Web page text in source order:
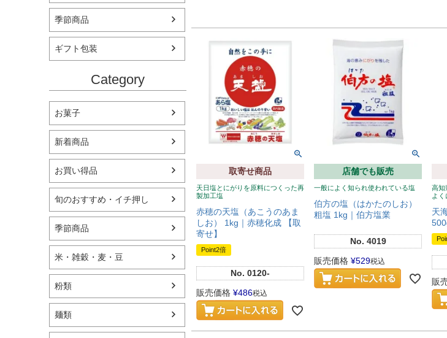
季節商品
ギフト包装
Category
お菓子
新着商品
お買い得品
旬のおすすめ・イチ押し
季節商品
米・雑穀・麦・豆
粉類
麺類
取寄せ商品
天日塩とにがりを原料につくった再
製加工塩
赤穂の天塩（あこうのあま
しお） 1kg｜赤穂化成 【取
寄せ】
Point2倍
No. 0120-
販売価格 ¥486税込
店舗でも販売
一般によく知られ使われている塩
伯方の塩（はかたのしお）
粗塩 1kg｜伯方塩業
No. 4019
販売価格 ¥529税込
高知
よ
天
販